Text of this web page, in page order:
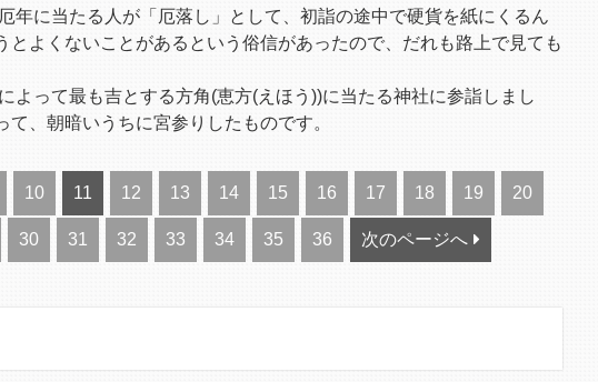
に当たる人が「厄落し」として、初詣の途中で硬貨を紙にくるん
よくないことがあるという俗信があったので、だれも路上で見ても
って最も吉とする方角(恵方(えほう))に当たる神社に参詣しまし
、朝暗いうちに宮参りしたものです。
10 11 12 13 14 15 16 17 18 19 20
30 31 32 33 34 35 36 次のページへ